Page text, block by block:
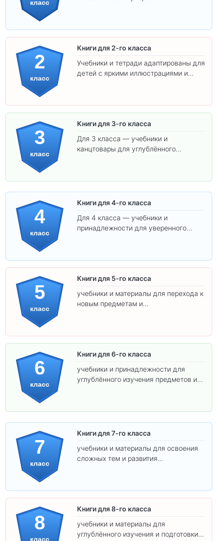
класс
2
класс
Книги для 2-го класса
Учебники и тетради адаптированы для
детей с яркими иллюстрациями и
3
класс
Книги для 3-го класса
Для 3 класса — учебники и
канцтовары для углублённого
4
класс
Книги для 4-го класса
Для 4 класса — учебники и
принадлежности для уверенного
5
класс
Книги для 5-го класса
учебники и материалы для перехода к
новым предметам и
6
класс
Книги для 6-го класса
учебники и принадлежности для
углублённого изучения предметов и
7
класс
Книги для 7-го класса
учебники и материалы для освоения
сложных тем и развития
8
класс
Книги для 8-го класса
учебники и материалы для
углублённого изучения и подготовки к